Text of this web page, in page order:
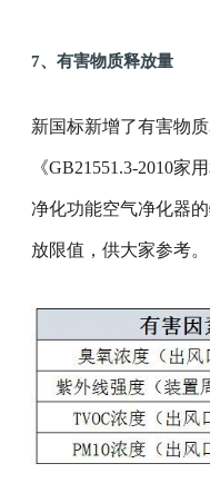
7、有害物质释放量
新国标新增了有害物
《GB21551.3-2010家
净化功能空气净化器
放限值，供大家参考。